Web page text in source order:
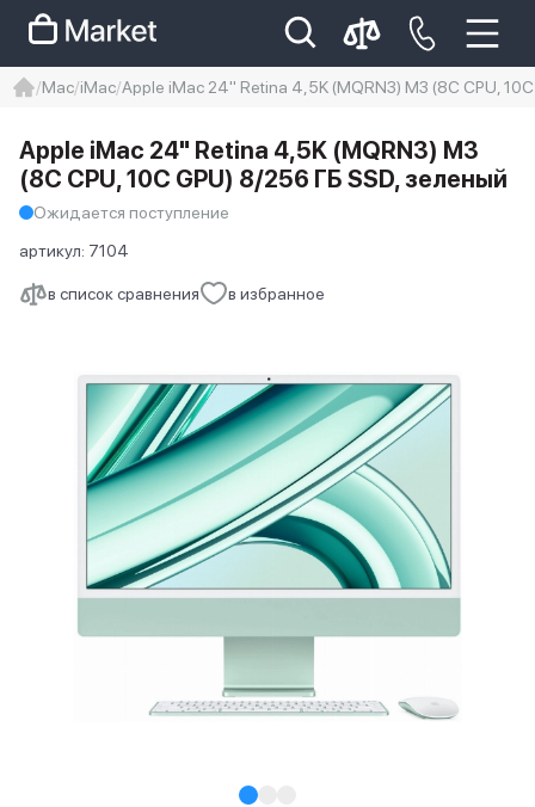
Iphone 14 pro max
айфон 14
Mac iMac Apple iMac 24" Retina 4,5K (MQRN3) M3 (8C CPU,
в список сравнения в избранное
Apple iMac 24" Retina 4,5K (MQRN3) M3
(8C CPU, 10C GPU) 8/256 ГБ SSD, зеленый
Ожидается поступление
артикул: 7104